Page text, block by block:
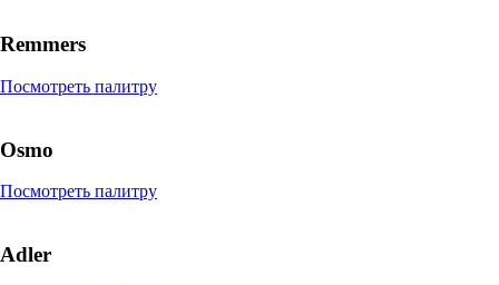
Remmers
Посмотреть палитру
Osmo
Посмотреть палитру
Adler